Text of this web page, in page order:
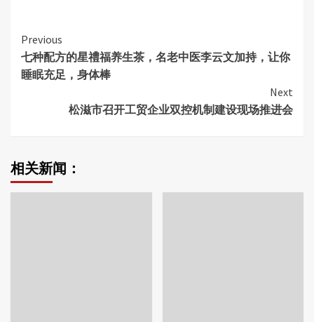
Continue
Reading
Previous
七种配方的星禮福养生茶，名老中医李云文加持，让你
睡眠充足，身体棒
Next
松滋市召开工贸企业双控机制建设现场推进会
相关新闻：